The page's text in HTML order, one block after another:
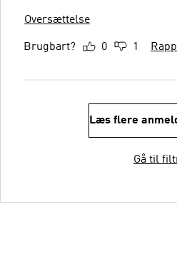
Oversættelse
Brugbart? 0 1
Læs flere
Gå til